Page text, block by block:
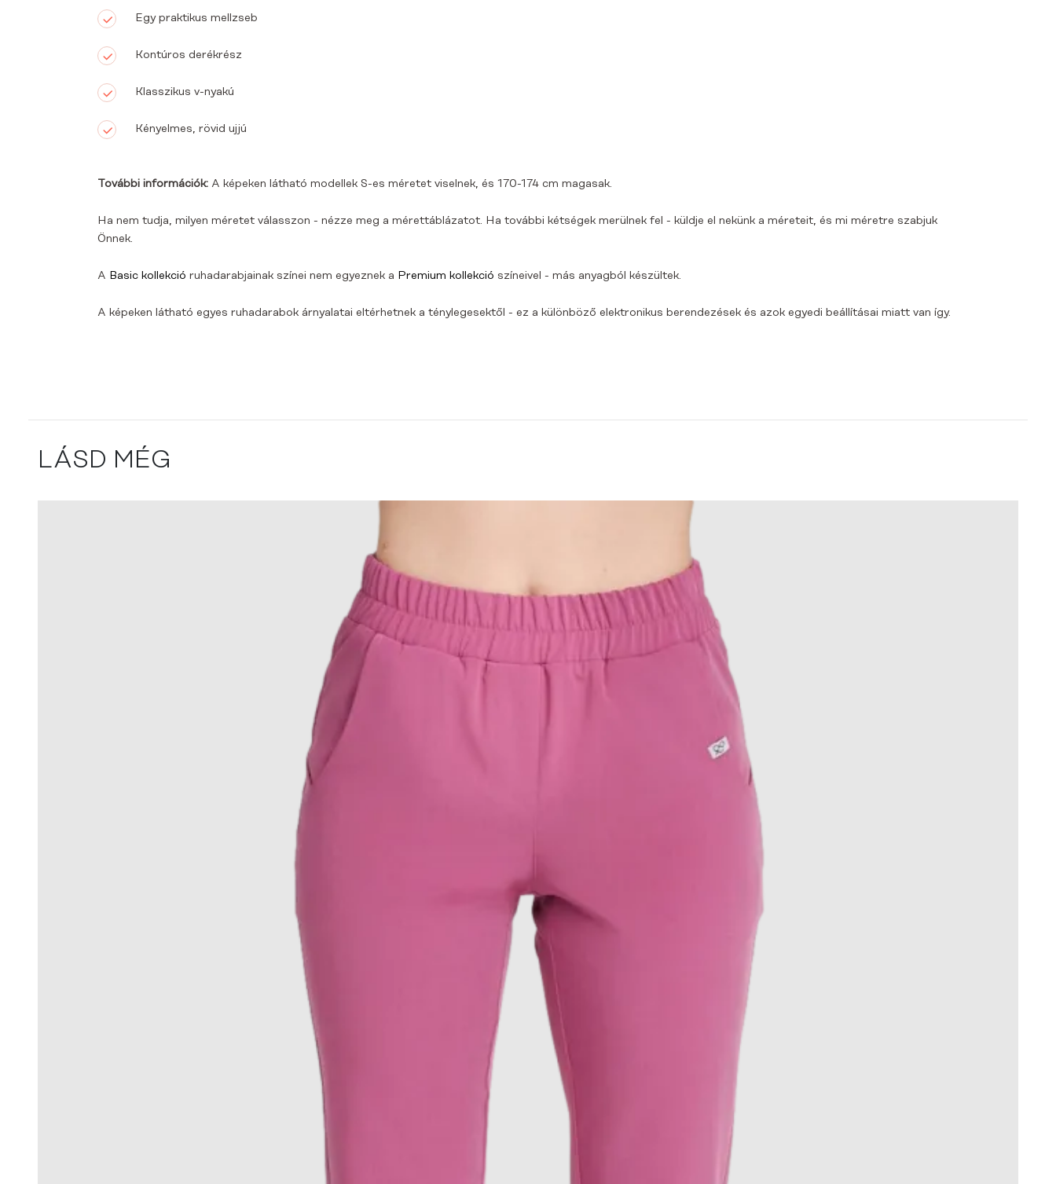
Egy praktikus mellzseb
Kontúros derékrész
Klasszikus v-nyakú
Kényelmes, rövid ujjú
További információk: A képeken látható modellek S-es méretet viselnek, és 170-174 cm magasak.
Ha nem tudja, milyen méretet válasszon - nézze meg a mérettáblázatot. Ha további kétségek merülnek fel - küldje el nekünk a méreteit, és mi méretre szabjuk
Önnek.
A Basic kollekció ruhadarabjainak színei nem egyeznek a Premium kollekció színeivel - más anyagból készültek.
A képeken látható egyes ruhadarabok árnyalatai eltérhetnek a ténylegesektől - ez a különböző elektronikus berendezések és azok egyedi beállításai miatt van így.
LÁSD MÉG